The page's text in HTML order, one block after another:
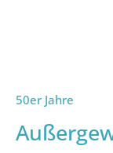
50er Jahre